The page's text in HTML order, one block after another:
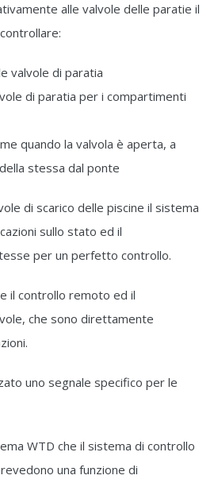
alle valvole delle paratie il
valvole di paratia
di paratia per i compartimenti
quando la valvola è aperta, a
stessa dal ponte
di scarico delle piscine il sistema
sullo stato ed il
per un perfetto controllo.
il controllo remoto ed il
che sono direttamente
uno segnale specifico per le
WTD che il sistema di controllo
una funzione di